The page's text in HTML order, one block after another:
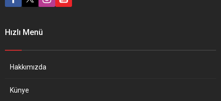
Alternatif) meclis üyeleri,
Sosyal Demokrat Partisi
Hızlı Menü
Hakkımızda
Künye